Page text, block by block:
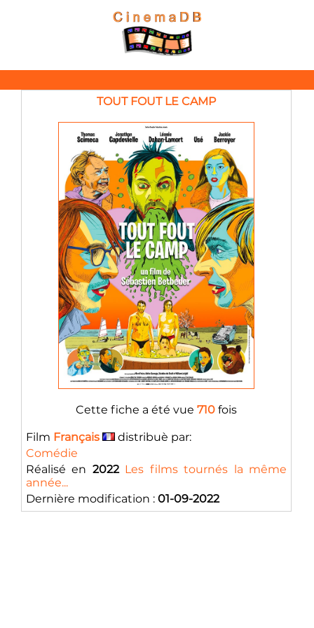
TOUT FOUT LE CAMP
Cette fiche a été vue 710 fois
Film Français
distribuè par:
Comédie
Réalisé en 2022 Les films tournés la même
année...
Dernière modification : 01-09-2022